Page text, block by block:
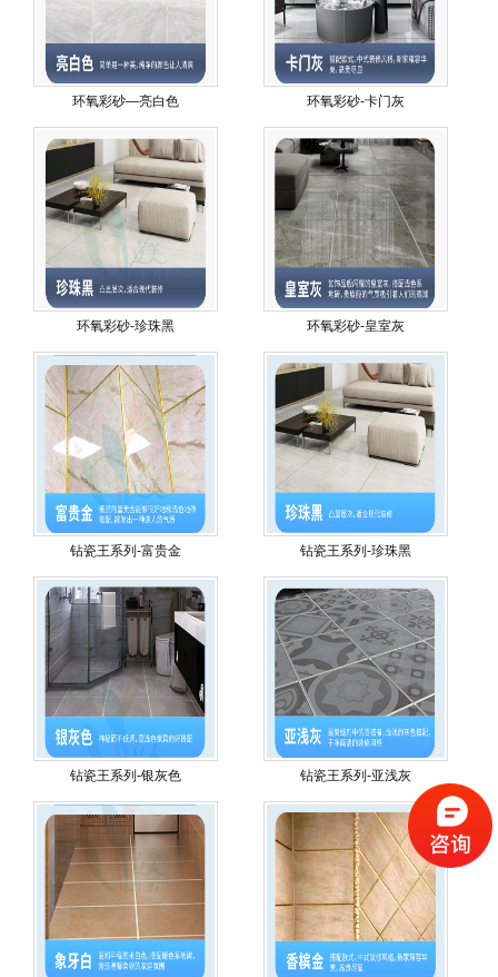
环氧彩砂—亮白色 环氧彩砂-卡门灰
环氧彩砂-珍珠黑 环氧彩砂-皇室灰
钻瓷王系列-富贵金 钻瓷王系列-珍珠黑
钻瓷王系列-银灰色 钻瓷王系列-亚浅灰